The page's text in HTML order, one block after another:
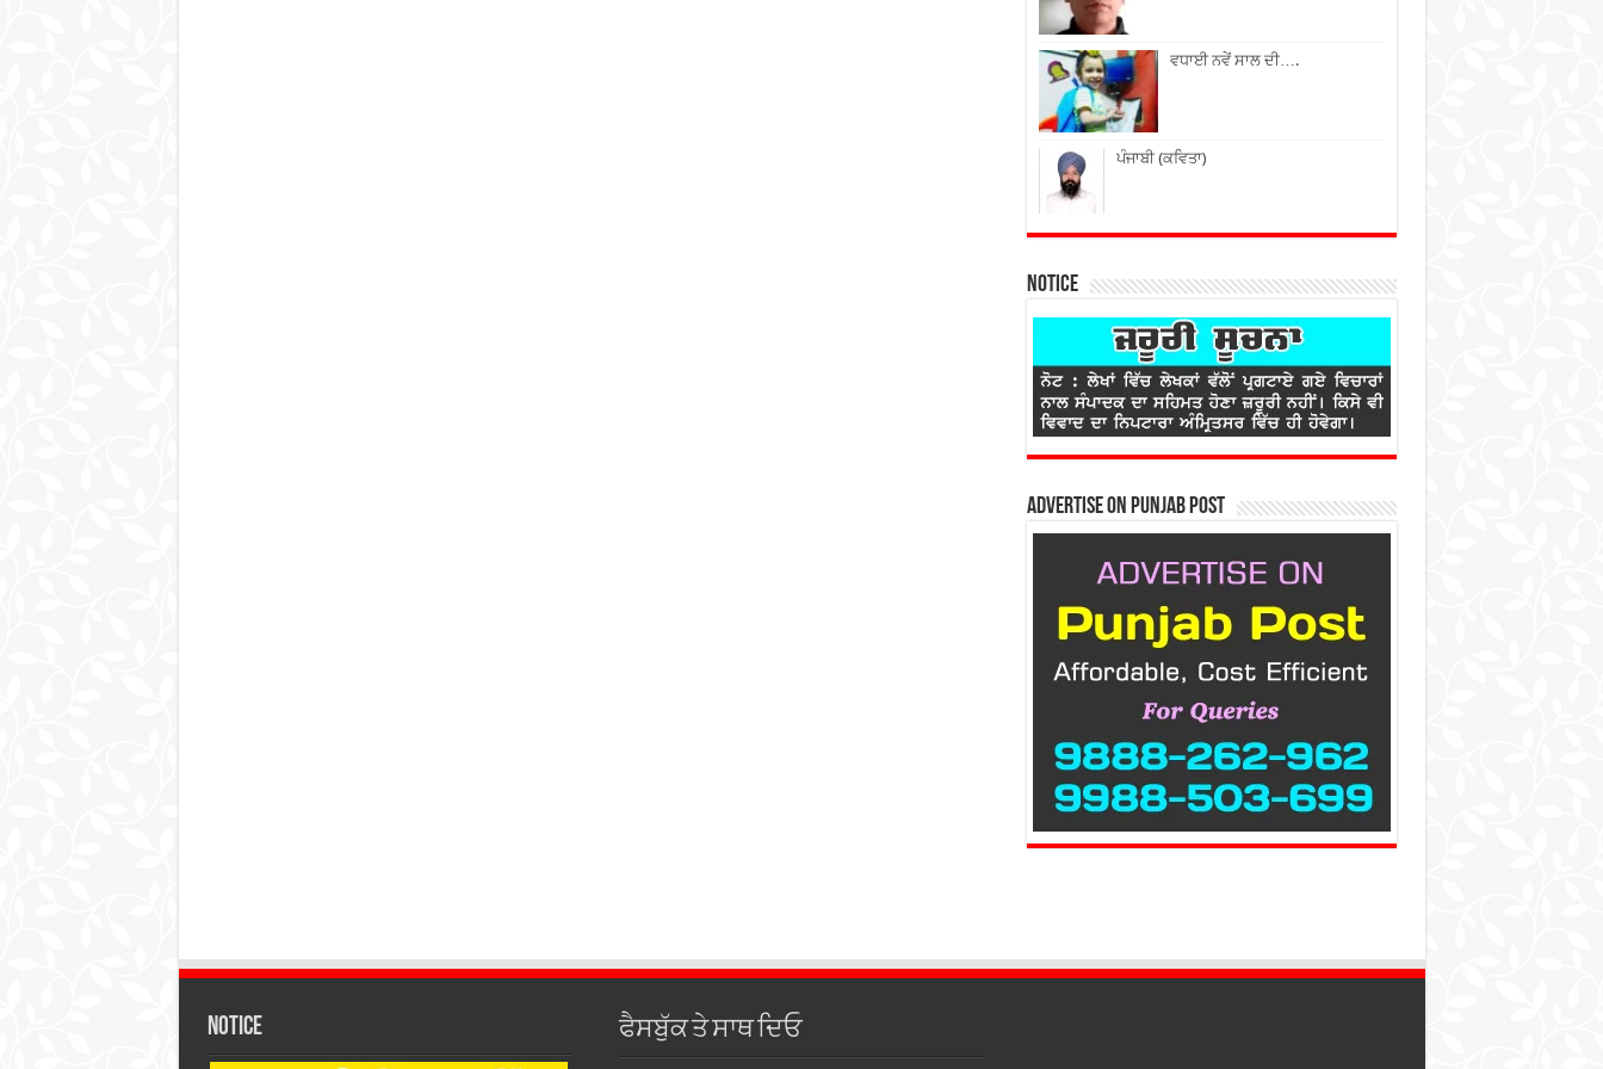
ਵਧਾਈ ਨਵੇਂ ਸਾਲ ਦੀ….
ਪੰਜਾਬੀ (ਕਵਿਤਾ)
Notice
Advertise on Punjab Post
Notice ਫੈਸਬੁੱਕ ਤੇ ਸਾਥ ਦਿਓ